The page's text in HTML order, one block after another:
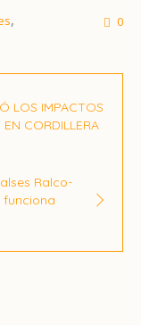
, 0
LOS IMPACTOS
CORDILLERA
Ralco-
funciona